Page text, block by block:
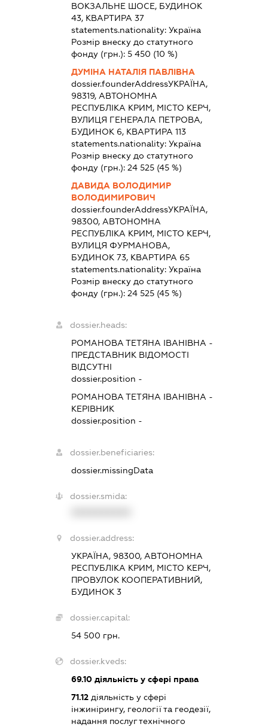
ВОКЗАЛЬНЕ ШОСЕ, БУДИНОК
43, КВАРТИРА 37
statements.nationality: Україна
Розмір внеску до статутного
фонду (грн.): 5 450 (10 %)
ДУМІНА НАТАЛІЯ ПАВЛІВНА
dossier.founderAddressУКРАЇНА,
98319, АВТОНОМНА
РЕСПУБЛІКА КРИМ, МІСТО КЕРЧ,
ВУЛИЦЯ ГЕНЕРАЛА ПЕТРОВА,
БУДИНОК 6, КВАРТИРА 113
statements.nationality: Україна
Розмір внеску до статутного
фонду (грн.): 24 525(45 %)
ДАВИДА ВОЛОДИМИР
ВОЛОДИМИРОВИЧ
dossier.founderAddressУКРАЇНА,
98300, АВТОНОМНА
РЕСПУБЛІКА КРИМ, МІСТО КЕРЧ,
ВУЛИЦЯ ФУРМАНОВА,
БУДИНОК 73, КВАРТИРА 65
statements.nationality: Україна
Розмір внеску до статутного
фонду (грн.): 24 525(45 %)
dossier.heads:
РОМАНОВА ТЕТЯНА ІВАНІВНА -
ПРЕДСТАВНИК ВІДОМОСТІ
ВІДСУТНІ
dossier.position -
РОМАНОВА ТЕТЯНА ІВАНІВНА -
КЕРІВНИК
dossier.position -
dossier.beneficiaries:
dossier.missingData
dossier.smida:
dossier.address:
УКРАЇНА, 98300, АВТОНОМНА
РЕСПУБЛІКА КРИМ, МІСТО КЕРЧ,
ПРОВУЛОК КООПЕРАТИВНИЙ,
БУДИНОК 3
dossier.capital:
54 500 грн.
dossier.kveds:
69.10діяльність у сфері права
71.12діяльність у сфері
інжинірингу, геології та геодезії,
надання послуг технічного